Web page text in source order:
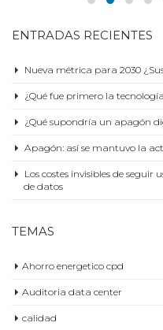
ENTRADAS RECIENTES
Nueva métrica para 2030
¿Qué fue primero la
¿Qué supondría un apagón
Apagón: así se mantuvo la
Los costes invisibles de seguir
de datos
TEMAS
Ahorro energetico cpd
Auditoria data center
calidad